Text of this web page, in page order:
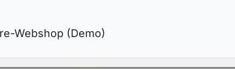
Webshop (Demo)